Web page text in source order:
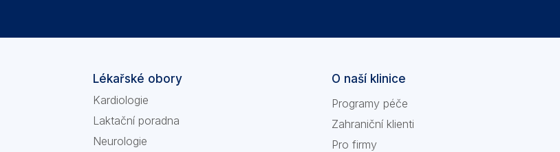
Lékařské obory
Kardiologie
Laktační poradna
Neurologie
O naší klinice
Programy péče
Zahraniční klienti
Pro firmy